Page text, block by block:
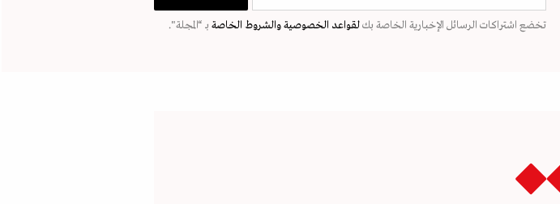
تخضع اشتراكات الرسائل الإخبارية الخاصة بكلقواعد الخصوصيةوالشروط الخاصة بـ “المجلة".